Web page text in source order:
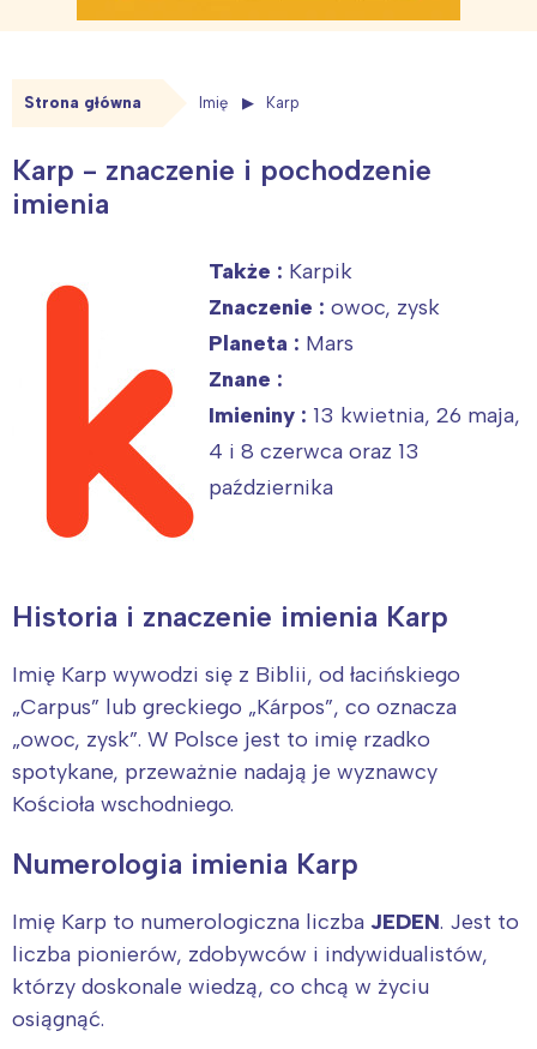
Strona główna Imię Karp
Karp - znaczenie i pochodzenie
imienia
Także : Karpik
Znaczenie : owoc, zysk
Planeta : Mars
Znane :
Imieniny : 13 kwietnia, 26 maja,
4 i 8 czerwca oraz 13
października
Historia i znaczenie imienia Karp
Imię Karp wywodzi się z Biblii, od łacińskiego
„Carpus” lub greckiego „Kárpos”, co oznacza
„owoc, zysk”. W Polsce jest to imię rzadko
spotykane, przeważnie nadają je wyznawcy
Kościoła wschodniego.
Numerologia imienia Karp
Imię Karp to numerologiczna liczba JEDEN. Jest to
liczba pionierów, zdobywców i indywidualistów,
którzy doskonale wiedzą, co chcą w życiu
osiągnąć.